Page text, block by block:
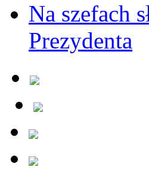
Na szefach
Prezydenta